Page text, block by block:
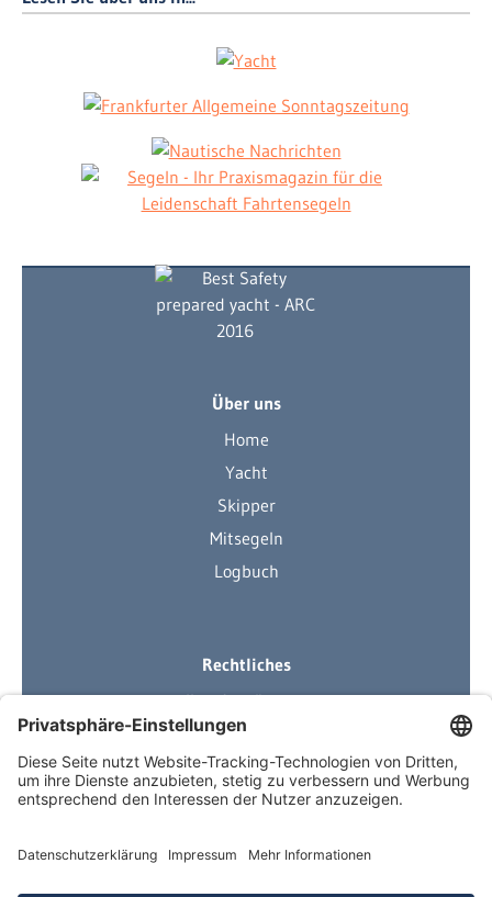
Über uns
Home
Yacht
Skipper
Mitsegeln
Logbuch
Rechtliches
Ihre Ausrüstung
Impressum
Datenschutzerklärung
AGB